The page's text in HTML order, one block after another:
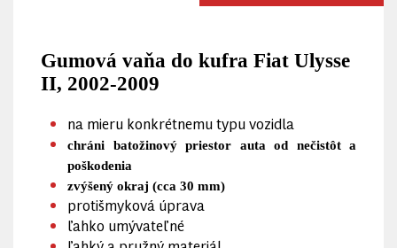
Gumová vaňa do kufra Fiat Ulysse
II, 2002-2009
na mieru konkrétnemu typu vozidla
chráni batožinový priestor auta od nečistôt a
poškodenia
zvýšený okraj (cca 30 mm)
protišmyková úprava
ľahko umývateľné